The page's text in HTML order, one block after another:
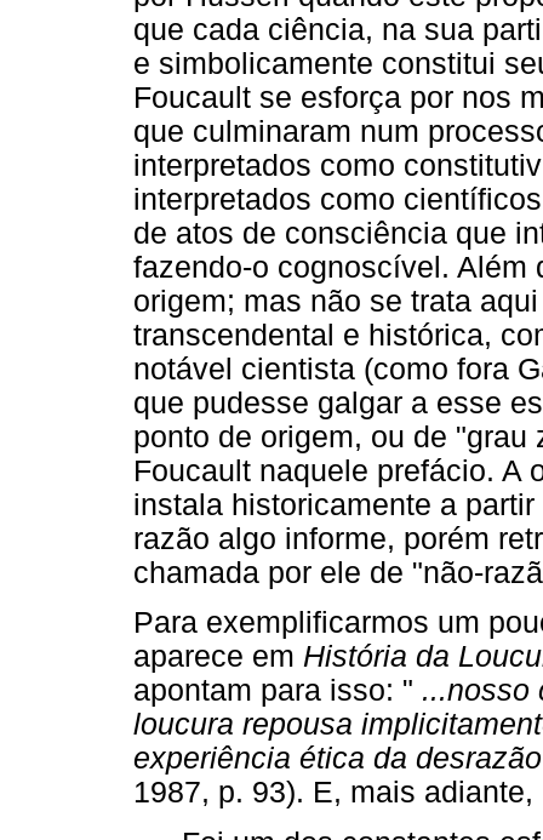
que cada ciência, na sua
e simbolicamente constitui
Foucault se esforça por nos
que culminaram num
interpretados como
interpretados como
de atos de consciência que
fazendo-o cognoscível. Além
origem; mas não se trata
transcendental e histórica,
notável cientista (como fora
que pudesse galgar a esse
ponto de origem, ou de
Foucault naquele prefácio. A
instala historicamente a
razão algo informe, porém
chamada por ele de "não-
Para exemplificarmos um
aparece em História da
apontam para isso: " ...nosso
loucura repousa
experiência ética da
1987, p. 93). E, mais